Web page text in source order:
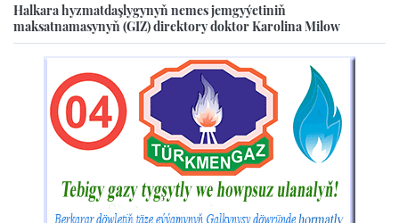
Halkara hyzmatdaşlygynyň nemes jemgyýetiniň
maksatnamasynyň (GIZ) direktory doktor Karolina Milow